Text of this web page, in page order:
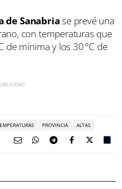
de Sanabria se prevé una
con temperaturas que
de mínima y los 30 °C de
PROVINCIA ALTAS